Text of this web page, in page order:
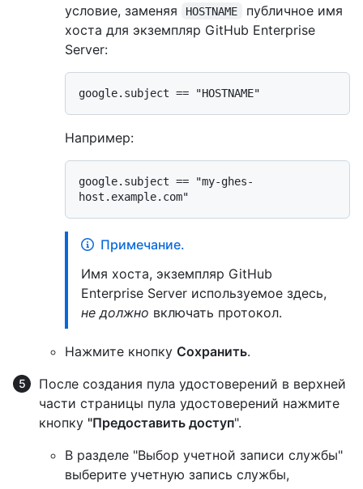
условие, заменяя
HOSTNAME
публичное имя
хоста для экземпляр GitHub Enterprise
Server:
Например:
google.subject == "my-ghes-
Примечание.
Имя хоста, экземпляр GitHub
Enterprise Server используемое здесь,
не должно включать протокол.
Нажмите кнопку Сохранить.
После создания пула удостоверений в верхней
части страницы пула удостоверений нажмите
кнопку "Предоставить доступ".
В разделе "Выбор учетной записи службы"
выберите учетную запись службы,